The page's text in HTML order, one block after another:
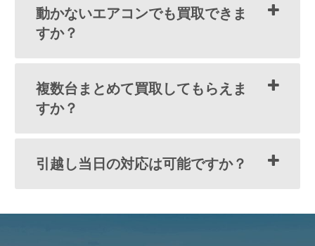
動かないエアコンでも買取できま
すか？
複数台まとめて買取してもらえま
すか？
引越し当日の対応は可能ですか？